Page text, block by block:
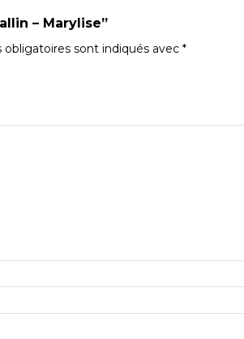
– Marylise”
obligatoires sont indiqués avec *